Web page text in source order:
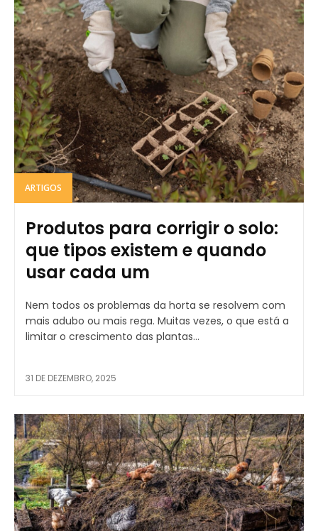
ARTIGOS
Produtos para corrigir o solo:
que tipos existem e quando
usar cada um
Nem todos os problemas da horta se resolvem com
mais adubo ou mais rega. Muitas vezes, o que está a
limitar o crescimento das plantas...
31 DE DEZEMBRO, 2025